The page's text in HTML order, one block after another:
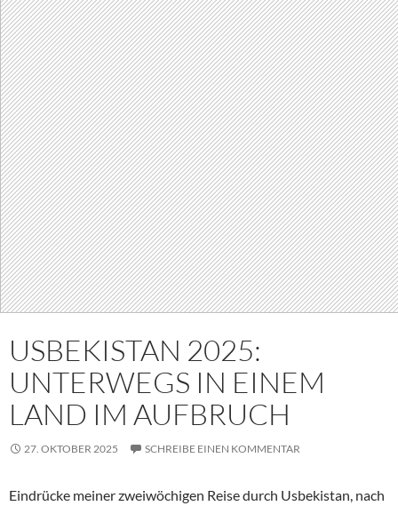
USBEKISTAN 2025:
UNTERWEGS IN EINEM
LAND IM AUFBRUCH
27. OKTOBER 2025 SCHREIBE EINEN KOMMENTAR
Eindrücke meiner zweiwöchigen Reise durch Usbekistan, nach